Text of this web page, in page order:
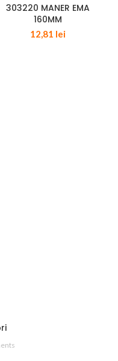
303220 MANER EMA
160MM
12,81 lei